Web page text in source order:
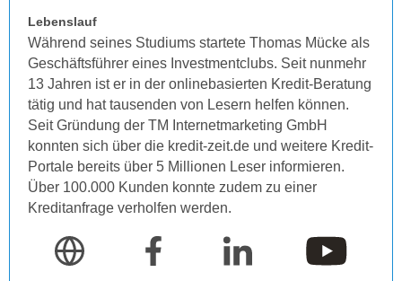
Lebenslauf
Während seines Studiums startete Thomas Mücke als
Geschäftsführer eines Investmentclubs. Seit nunmehr
13 Jahren ist er in der onlinebasierten Kredit-Beratung
tätig und hat tausenden von Lesern helfen können.
Seit Gründung der TM Internetmarketing GmbH
konnten sich über die kredit-zeit.de und weitere Kredit-
Portale bereits über 5 Millionen Leser informieren.
Über 100.000 Kunden konnte zudem zu einer
Kreditanfrage verholfen werden.